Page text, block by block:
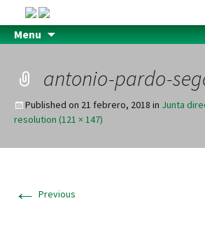
Menu
antonio-pardo-
Published on 21 febrero, 2018 in Junta
resolution (121 × 147)
← Previous